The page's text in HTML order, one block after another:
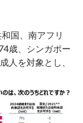
国、南アフリ
歳、シンガポー
人を対象とし、